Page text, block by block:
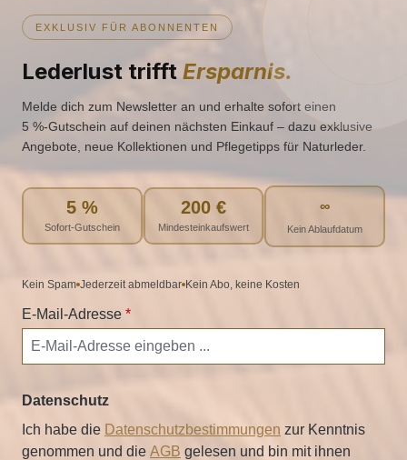
EXKLUSIV FÜR ABONNENTEN
Lederlust trifft Ersparnis.
Melde dich zum Newsletter an und erhalte sofort einen
5 %‑Gutschein auf deinen nächsten Einkauf – dazu exklusive
Angebote, neue Kollektionen und Pflegetipps für Naturleder.
5 %
Sofort-Gutschein
200 €
Mindesteinkaufswert
∞
Kein Ablaufdatum
Kein Spam Jederzeit abmeldbar Kein Abo, keine Kosten
E-Mail-Adresse *
Datenschutz
Ich habe die Datenschutzbestimmungen zur Kenntnis
genommen und die AGB gelesen und bin mit ihnen